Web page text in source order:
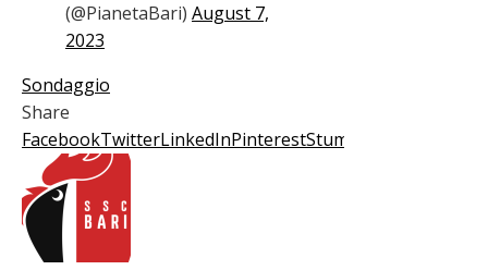
(@PianetaBari) August 7,
2023
Sondaggio
Share
FacebookTwitterLinkedInPinterestStumbleupon